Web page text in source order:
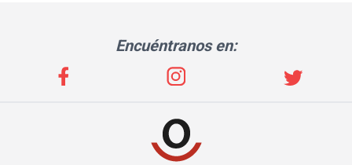
Encuéntranos en: